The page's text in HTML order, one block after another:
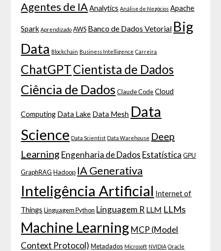
Agentes de IA Analytics Análise de Negócios Apache
Spark Aprendizado AWS Banco de Dados Vetorial Big
Data Blockchain Business Intelligence Carreira
ChatGPTCientista de Dados
Ciência de Dados Claude Code Cloud
Computing Data Lake Data Mesh Data
Science Data Scientist Data Warehouse Deep
Learning Engenharia de Dados Estatística GPU
GraphRAG Hadoop IA Generativa
Inteligência Artificial Internet of
Things Linguagem Python Linguagem R LLM LLMs
Machine Learning MCP (Model
Context Protocol) Metadados Microsoft NVIDIA Oracle